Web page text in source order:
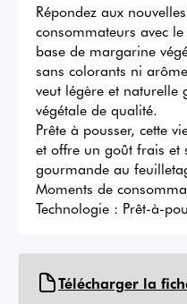
Répondez aux
consommateurs avec
base de margarine
sans colorants ni
veut légère et
végétale de qualité.
Prête à pousser, cette
et offre un goût frais et
gourmande au
Moments de
Technologie : Prêt-à-
Télécharger la